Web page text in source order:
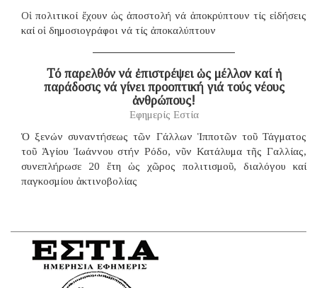
Οἱ πολιτικοί ἔχουν ὡς ἀποστολή νά ἀποκρύπτουν τίς εἰδήσεις
καί οἱ δημοσιογράφοι νά τίς ἀποκαλύπτουν
Τό παρελθόν νά ἐπιστρέψει ὡς μέλλον καί ἡ
παράδοσις νά γίνει προοπτική γιά τούς νέους
ἀνθρώπους!
Εφημερίς Εστία
Ὁ ξενών συναντήσεως τῶν Γάλλων Ἱπποτῶν τοῦ Τάγματος
τοῦ Ἁγίου Ἰωάννου στήν Ρόδο, νῦν Κατάλυμα τῆς Γαλλίας,
συνεπλήρωσε 20 ἔτη ὡς χῶρος πολιτισμοῦ, διαλόγου καί
παγκοσμίου ἀκτινοβολίας